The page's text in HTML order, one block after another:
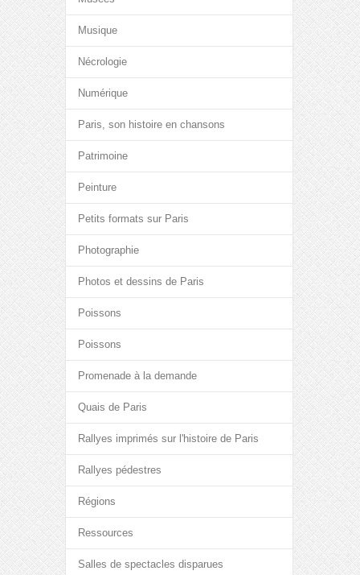
Musique
Nécrologie
Numérique
Paris, son histoire en chansons
Patrimoine
Peinture
Petits formats sur Paris
Photographie
Photos et dessins de Paris
Poissons
Poissons
Promenade à la demande
Quais de Paris
Rallyes imprimés sur l'histoire de Paris
Rallyes pédestres
Régions
Ressources
Salles de spectacles disparues